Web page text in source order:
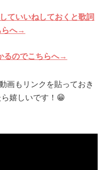
ていいねしておくと歌詞
らへ→
のでこちらへ→
画もリンクを貼っておき
嬉しいです！😁